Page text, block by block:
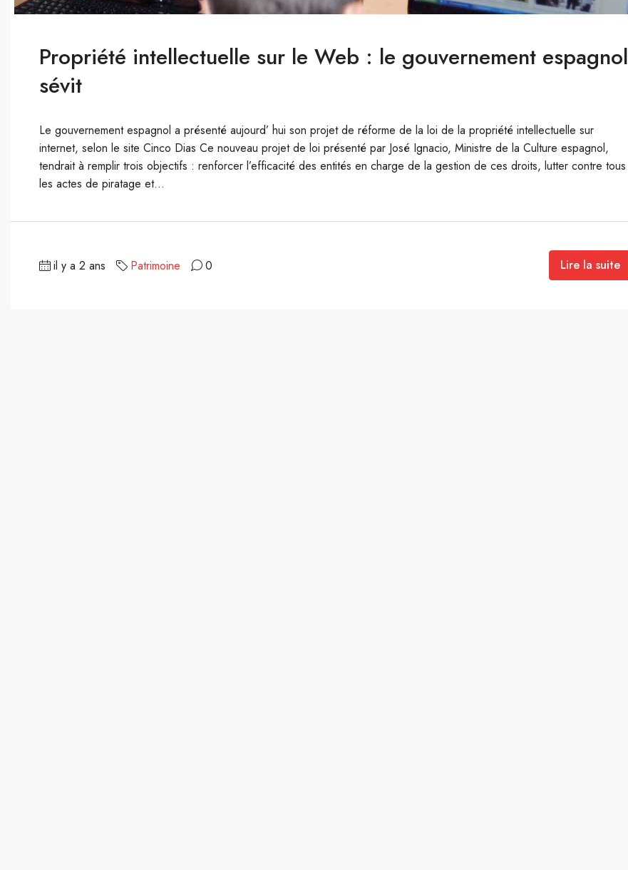
Propriété intellectuelle sur le Web : le gouvernement espagnol
sévit
Le gouvernement espagnol a présenté aujourd’ hui son projet de réforme de la loi de la propriété intellectuelle sur
internet, selon le site Cinco Dias Ce nouveau projet de loi présenté par José Ignacio, Ministre de la Culture espagnol,
tendrait à remplir trois objectifs : renforcer l’efficacité des entités en charge de la gestion de ces droits, lutter contre tous
les actes de piratage et...
il y a 2 ans Patrimoine 0 Lire la suite